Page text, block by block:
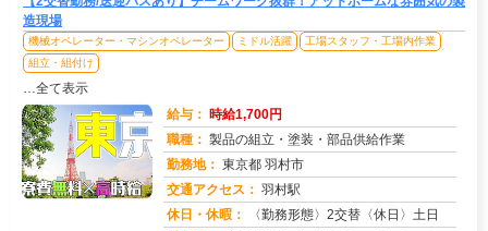
造現場
機械オペレーター・マシンオペレーター ミドル活躍
工場スタッフ・工場内作業
組立・組付け
…全て表示
給与： 時給1,700円
職種： 製品の組立・塗装・部品供給作業
勤務地： 東京都 羽村市
交通アクセス： 羽村駅
休日・休暇：
〈勤務形態〉2交替〈休日〉土日